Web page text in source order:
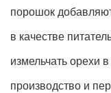
порошок
в качестве
измельчать орехи
производство и